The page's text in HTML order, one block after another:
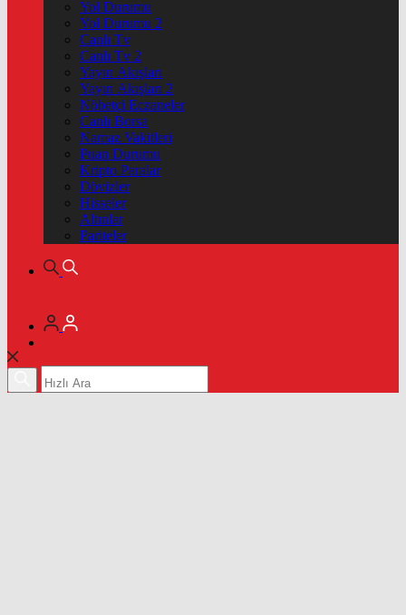
Yol Durumu
Yol Durumu 2
Canlı Tv
Canlı Tv 2
Yayın Akışları
Yayın Akışları 2
Nöbetçi Eczaneler
Canlı Borsa
Namaz Vakitleri
Puan Durumu
Kripto Paralar
Dövizler
Hisseler
Altınlar
Pariteler